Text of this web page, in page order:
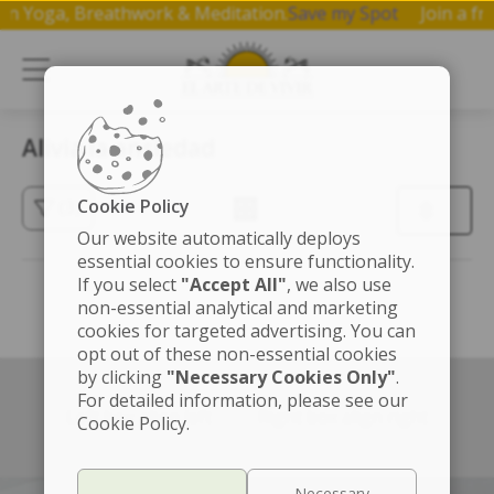
on Yoga, Breathwork & Meditation.Save my Spot Join a
Alivia la ansiedad
(3)
Left box align left Right box align right
Cookie Policy
Our website automatically deploys
essential cookies to ensure functionality.
If you select "Accept All", we also use
non-essential analytical and marketing
cookies for targeted advertising. You can
opt out of these non-essential cookies
by clicking "Necessary Cookies Only".
For detailed information, please see our
Cookie Policy.